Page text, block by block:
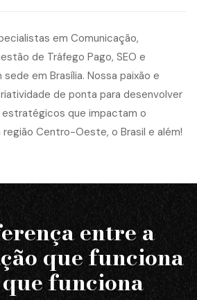
entre a
que funciona
funciona